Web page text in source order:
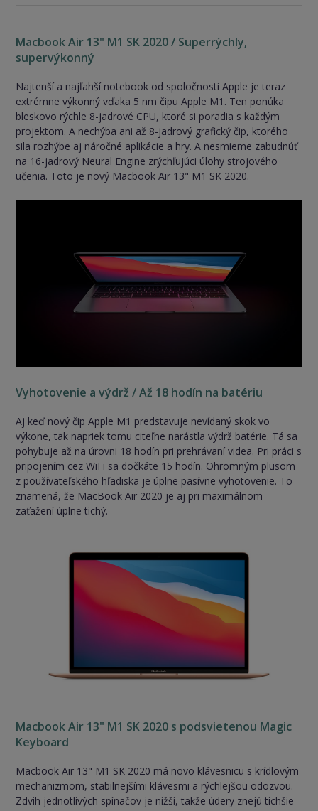
Macbook Air 13" M1 SK 2020 / Superrýchly,
supervýkonný
Najtenší a najľahší notebook od spoločnosti Apple je teraz
extrémne výkonný vďaka 5 nm čipu Apple M1. Ten ponúka
bleskovo rýchle 8-jadrové CPU, ktoré si poradia s každým
projektom. A nechýba ani až 8-jadrový grafický čip, ktorého
sila rozhýbe aj náročné aplikácie a hry. A nesmieme zabudnúť
na 16-jadrový Neural Engine zrýchľujúci úlohy strojového
učenia. Toto je nový Macbook Air 13" M1 SK 2020.
Vyhotovenie a výdrž / Až 18 hodín na batériu
Aj keď nový čip Apple M1 predstavuje nevídaný skok vo
výkone, tak napriek tomu citeľne narástla výdrž batérie. Tá sa
pohybuje až na úrovni 18 hodín pri prehrávaní videa. Pri práci s
pripojením cez WiFi sa dočkáte 15 hodín. Ohromným plusom
z používateľského hľadiska je úplne pasívne vyhotovenie. To
znamená, že MacBook Air 2020 je aj pri maximálnom
zaťažení úplne tichý.
Macbook Air 13" M1 SK 2020 s podsvietenou Magic
Keyboard
Macbook Air 13" M1 SK 2020 má novo klávesnicu s krídlovým
mechanizmom, stabilnejšími klávesmi a rýchlejšou odozvou.
Zdvih jednotlivých spínačov je nižší, takže údery znejú tichšie